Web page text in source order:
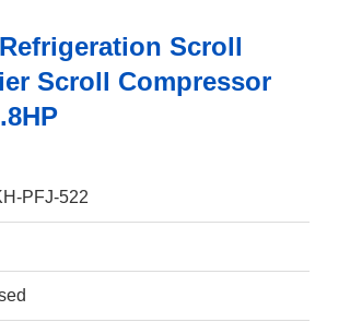
Scroll
Scroll Compressor
PFJ-522